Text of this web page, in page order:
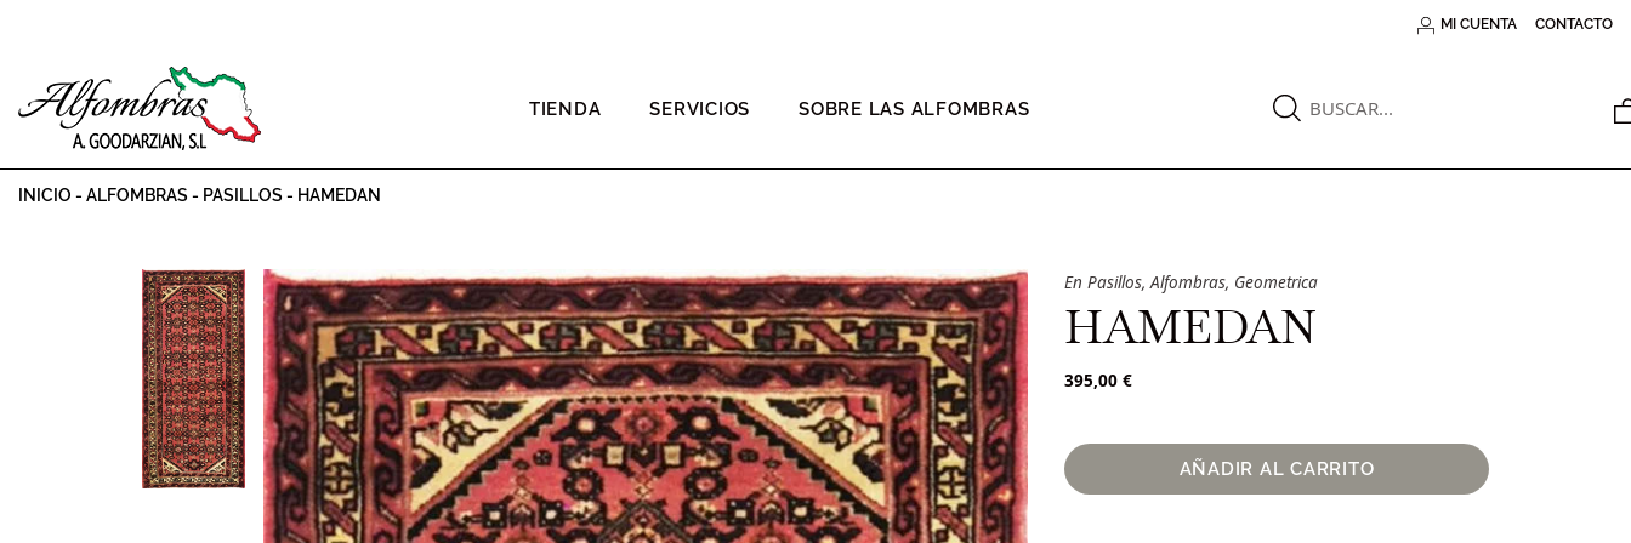
MI CUENTA CONTACTO
TIENDA SERVICIOS SOBRE LAS ALFOMBRAS
INICIO - ALFOMBRAS - PASILLOS - HAMEDAN
En Pasillos,Alfombras, Geometrica
HAMEDAN
395,00 €
AÑADIR AL CARRITO